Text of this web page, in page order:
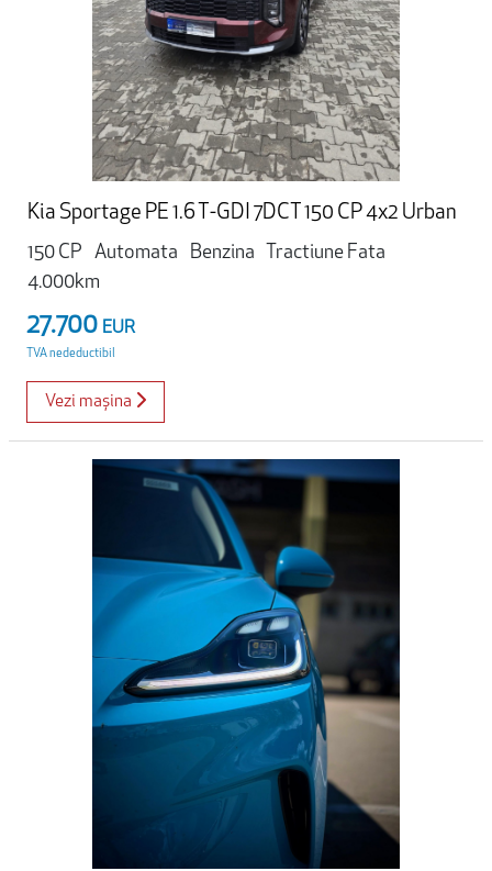
Kia Sportage PE 1.6 T-GDI 7DCT 150 CP 4x2 Urban
150 CP
Automata Benzina
Tractiune Fata
4.000km
27.700 EUR
TVA nedeductibil
Vezi mașina